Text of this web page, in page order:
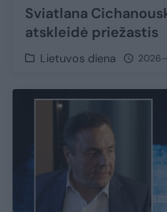
Sviatlana
atskleidė priežastis
Lietuvos diena